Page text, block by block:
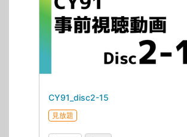
CY91_disc2-15
見放題